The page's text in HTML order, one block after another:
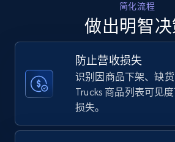
Title, Seller name, Brand,
price, Currency, Availability,
35.2K+ 5.7K+
简化流程
做出明智决
防止营收损失
识别因商品下架、缺货
Trucks 商品列表可见
损失。